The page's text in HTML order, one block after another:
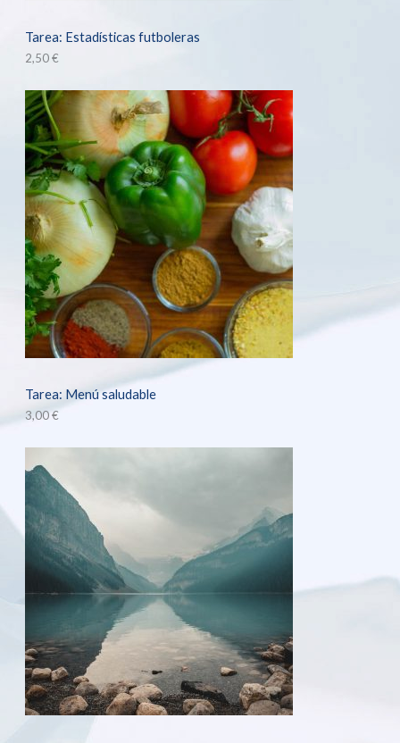
Tarea: Estadísticas futboleras
2,50€
Tarea: Menú saludable
3,00€